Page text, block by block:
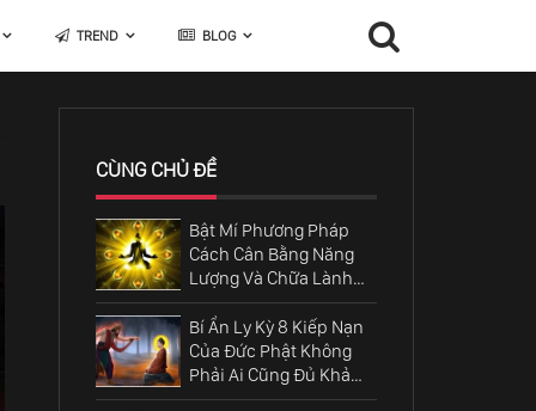
TREND BLOG
CÙNG CHỦ ĐỀ
Bật Mí Phương Pháp
Cách Cân Bằng Năng
Lượng Và Chữa Lành
Linh Hồn Cốt Lõi
Bí Ẩn Ly Kỳ 8 Kiếp Nạn
Của Đức Phật Không
Phải Ai Cũng Đủ Khả
Năng Vượt Qua